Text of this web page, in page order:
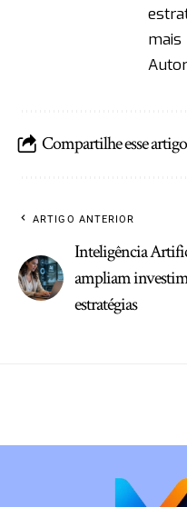
mais
Compartilhe esse artigo
ARTIGO ANTERIOR
Inteligência
ampliam
estratégias